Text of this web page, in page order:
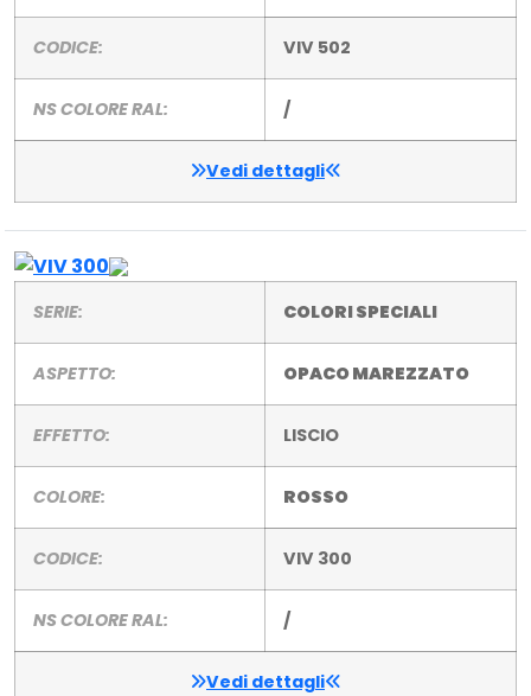
CODICE: VIV 502
NS COLORE RAL: /
Vedi dettagli
SERIE: COLORI SPECIALI
ASPETTO: OPACO MAREZZATO
EFFETTO: LISCIO
COLORE: ROSSO
CODICE: VIV 300
NS COLORE RAL: /
Vedi dettagli